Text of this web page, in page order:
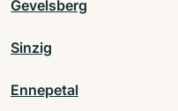
Gevelsberg
Sinzig
Ennepetal